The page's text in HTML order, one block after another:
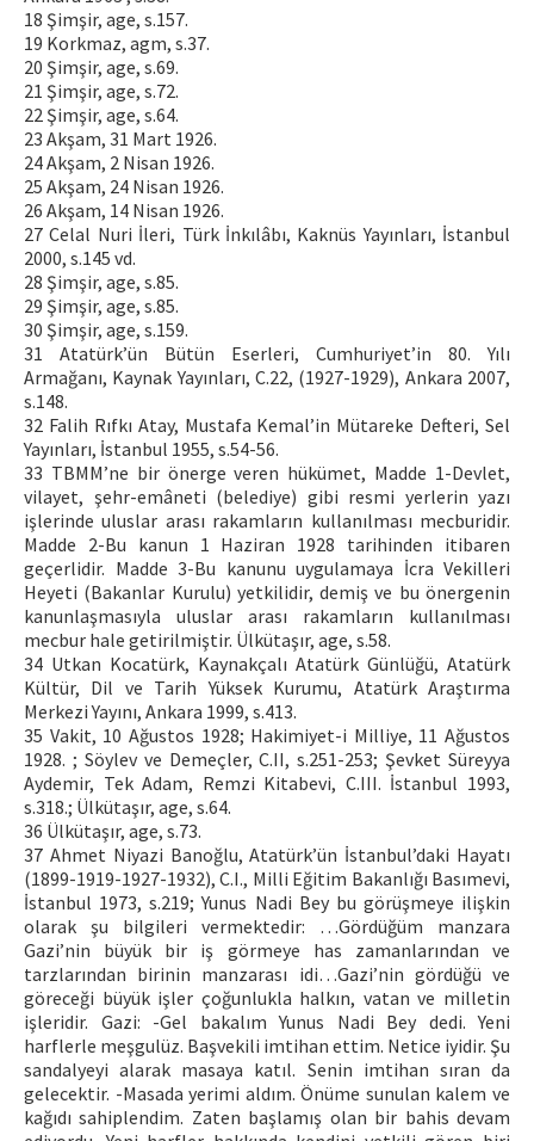
18 Şimşir, age, s.157.
19 Korkmaz, agm, s.37.
20 Şimşir, age, s.69.
21 Şimşir, age, s.72.
22 Şimşir, age, s.64.
23 Akşam, 31 Mart 1926.
24 Akşam, 2 Nisan 1926.
25 Akşam, 24 Nisan 1926.
26 Akşam, 14 Nisan 1926.
27 Celal Nuri İleri, Türk İnkılâbı, Kaknüs Yayınları, İstanbul
2000, s.145 vd.
28 Şimşir, age, s.85.
29 Şimşir, age, s.85.
30 Şimşir, age, s.159.
31 Atatürk’ün Bütün Eserleri, Cumhuriyet’in 80. Yılı
Armağanı, Kaynak Yayınları, C.22, (1927-1929), Ankara 2007,
s.148.
32 Falih Rıfkı Atay, Mustafa Kemal’in Mütareke Defteri, Sel
Yayınları, İstanbul 1955, s.54-56.
33 TBMM’ne bir önerge veren hükümet, Madde 1-Devlet,
vilayet, şehr-emâneti (belediye) gibi resmi yerlerin yazı
işlerinde uluslar arası rakamların kullanılması mecburidir.
Madde 2-Bu kanun 1 Haziran 1928 tarihinden itibaren
geçerlidir. Madde 3-Bu kanunu uygulamaya İcra Vekilleri
Heyeti (Bakanlar Kurulu) yetkilidir, demiş ve bu önergenin
kanunlaşmasıyla uluslar arası rakamların kullanılması
mecbur hale getirilmiştir. Ülkütaşır, age, s.58.
34 Utkan Kocatürk, Kaynakçalı Atatürk Günlüğü, Atatürk
Kültür, Dil ve Tarih Yüksek Kurumu, Atatürk Araştırma
Merkezi Yayını, Ankara 1999, s.413.
35 Vakit, 10 Ağustos 1928; Hakimiyet-i Milliye, 11 Ağustos
1928. ; Söylev ve Demeçler, C.II, s.251-253; Şevket Süreyya
Aydemir, Tek Adam, Remzi Kitabevi, C.III. İstanbul 1993,
s.318.; Ülkütaşır, age, s.64.
36 Ülkütaşır, age, s.73.
37 Ahmet Niyazi Banoğlu, Atatürk’ün İstanbul’daki Hayatı
(1899-1919-1927-1932), C.I., Milli Eğitim Bakanlığı Basımevi,
İstanbul 1973, s.219; Yunus Nadi Bey bu görüşmeye ilişkin
olarak şu bilgileri vermektedir: …Gördüğüm manzara
Gazi’nin büyük bir iş görmeye has zamanlarından ve
tarzlarından birinin manzarası idi…Gazi’nin gördüğü ve
göreceği büyük işler çoğunlukla halkın, vatan ve milletin
işleridir. Gazi: -Gel bakalım Yunus Nadi Bey dedi. Yeni
harflerle meşgulüz. Başvekili imtihan ettim. Netice iyidir. Şu
sandalyeyi alarak masaya katıl. Senin imtihan sıran da
gelecektir. -Masada yerimi aldım. Önüme sunulan kalem ve
kağıdı sahiplendim. Zaten başlamış olan bir bahis devam